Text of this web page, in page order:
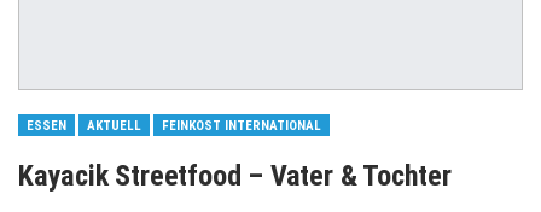
ESSEN AKTUELL FEINKOST INTERNATIONAL
Kayacik Streetfood – Vater & Tochter